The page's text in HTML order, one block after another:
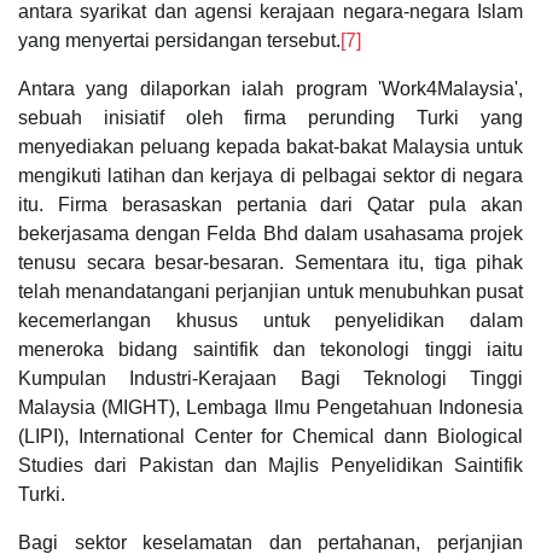
antara syarikat dan agensi kerajaan negara-negara Islam
yang menyertai persidangan tersebut.[7]
Antara yang dilaporkan ialah program 'Work4Malaysia',
sebuah inisiatif oleh firma perunding Turki yang
menyediakan peluang kepada bakat-bakat Malaysia untuk
mengikuti latihan dan kerjaya di pelbagai sektor di negara
itu. Firma berasaskan pertania dari Qatar pula akan
bekerjasama dengan Felda Bhd dalam usahasama projek
tenusu secara besar-besaran. Sementara itu, tiga pihak
telah menandatangani perjanjian untuk menubuhkan pusat
kecemerlangan khusus untuk penyelidikan dalam
meneroka bidang saintifik dan tekonologi tinggi iaitu
Kumpulan Industri-Kerajaan Bagi Teknologi Tinggi
Malaysia (MIGHT), Lembaga Ilmu Pengetahuan Indonesia
(LIPI), International Center for Chemical dann Biological
Studies dari Pakistan dan Majlis Penyelidikan Saintifik
Turki.
Bagi sektor keselamatan dan pertahanan, perjanjian